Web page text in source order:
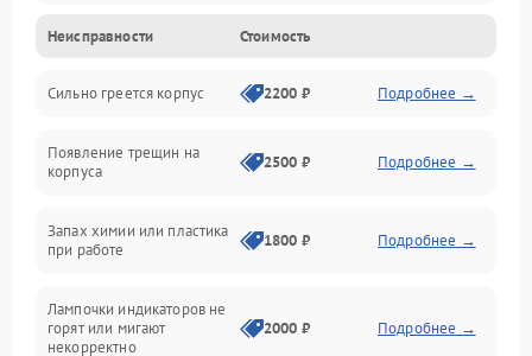
Неисправность датчиков
Неисправность программного обеспечения
Проблемы с сигналом
Батарея
Неисправности Стоимость
Сильно греется корпус 2200 ₽ Подробнее →
Появление трещин на
корпуса
2500 ₽ Подробнее →
Запах химии или пластика
при работе
1800 ₽ Подробнее →
Лампочки индикаторов не
горят или мигают
некорректно
2000 ₽ Подробнее →